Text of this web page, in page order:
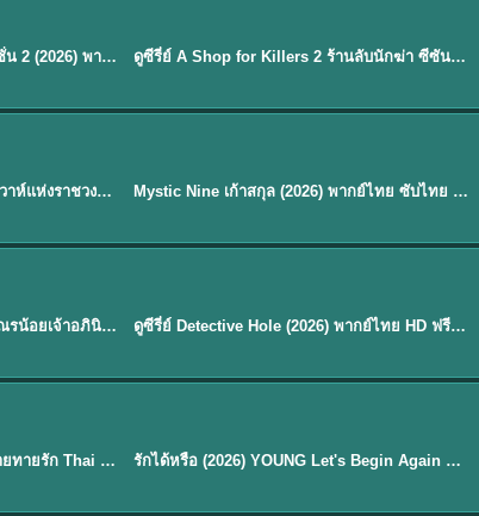
Flex X Cop 2 คุณชายสายสืบ ซีซั่น 2 (2026) พากย์ไทย ซับไทย EP.1-14 ★8 EP.16ดูซีรี่ย์ A Shop for Killers 2 ร้านลับนักฆ่า ซีซัน 2 (2026) ซับไทย-พากย์ไทย
Royal Betrothal (2026) สัญญาวิวาห์แห่งราชวงศ์ พากย์ไทย ซับไทย EP1-32 ★9 Mystic Nine เก้าสกุล (2026) พากย์ไทย ซับไทย EP.1-30
EP.7Avatar The Last Airbender 2 เณรน้อยเจ้าอภินิหาร พากย์ไทย EP.9ดูซีรี่ย์ Detective Hole (2026) พากย์ไทย HD ฟรี อัปเดตล่าสุด Netflix
ดูซีรีย์ Magic Move (2026) ทำนายทายรัก Thai EP.1-10 HD รักได้หรือ (2026) YOUNG Let's Begin Again พากย์ไทย EP.1-19